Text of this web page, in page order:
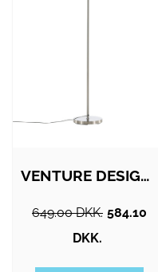
VENTURE DESIGN Corong gulvlampe - sølv…
649.00 DKK. 584.10
DKK.